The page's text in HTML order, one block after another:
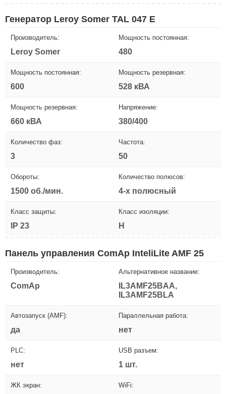
Генератор Leroy Somer TAL 047 E
Производитель:
Leroy Somer
Мощность постоянная:
480
Мощность постоянная:
600
Мощность резервная:
528 кВА
Мощность резервная:
660 кВА
Напряжение:
380/400
Количество фаз:
3
Частота:
50
Обороты:
1500 об./мин.
Количество полюсов:
4-х полюсный
Класс защиты:
IP 23
Класс изоляции:
H
Панель управления ComAp InteliLite AMF 25
Производитель:
ComAp
Альтернативное название:
IL3AMF25BAA,
IL3AMF25BLA
Автозапуск (AMF):
да
Параллельная работа:
нет
PLC:
нет
USB разъем:
1 шт.
ЖК экран: WiFi: